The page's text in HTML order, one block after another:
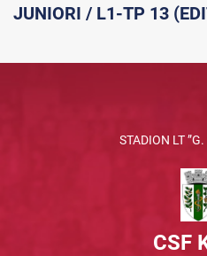
JUNIORI / L1-TP 13
STADION LT
CSF